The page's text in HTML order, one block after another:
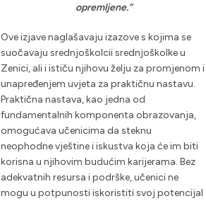
opremljene.”
Ove izjave naglašavaju izazove s kojima se
suočavaju srednjoškolcii srednjoškolke u
Zenici, ali i ističu njihovu želju za promjenom i
unapređenjem uvjeta za praktičnu nastavu.
Praktična nastava, kao jedna od
fundamentalnih komponenta obrazovanja,
omogućava učenicima da steknu
neophodne vještine i iskustva koja će im biti
korisna u njihovim budućim karijerama. Bez
adekvatnih resursa i podrške, učenici ne
mogu u potpunosti iskoristiti svoj potencijal